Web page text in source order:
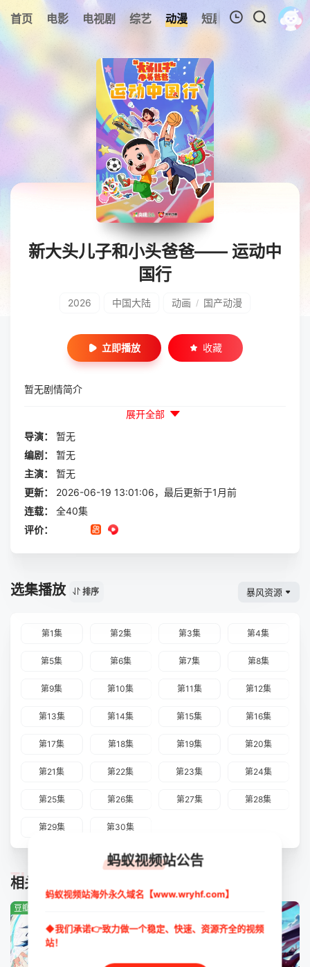
首页 电影 电视剧 综艺 动漫 短剧 今日更新
0
暂无观看影片的记录
新大头儿子和小头爸爸—— 运动中
国行
2026 中国大陆 动画 / 国产动漫
立即播放 收藏
暂无剧情简介
展开全部
导演：
暂无
编剧：
暂无
主演：
暂无
更新：
2026-06-19 13:01:06，最后更新于1月前
连载：
全40集
评价：
选集播放 排序 暴风资源
第1集 第2集 第3集 第4集
第5集 第6集 第7集 第8集
第9集 第10集 第11集 第12集
第13集 第14集 第15集 第16集
第17集 第18集 第19集 第20集
第21集 第22集 第23集 第24集
第25集 第26集 第27集 第28集
第29集 第30集
相关推荐
TUIJIAN
豆瓣:0.0分
蚂蚁视频站公告
蚂蚁视频站海外永久域名【www.wryhf.com】
◆我们承诺👉致力做一个稳定、快速、资源齐全的视频
站！